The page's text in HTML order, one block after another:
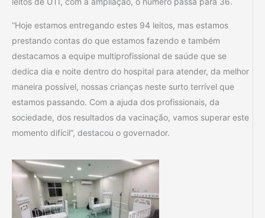
“Hoje estamos entregando estes 94 leitos, mas estamos
prestando contas do que estamos fazendo e também
destacamos a equipe multiprofissional de saúde que se
dedica dia e noite dentro do hospital para atender, da melhor
maneira possível, nossas crianças neste surto terrível que
estamos passando. Com a ajuda dos profissionais, da
sociedade, dos resultados da vacinação, vamos superar este
momento difícil”, destacou o governador.